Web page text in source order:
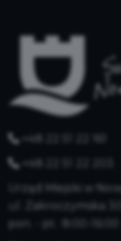
+48 22 51 22 161
+48 22 51 22 203
Urząd Miejski w